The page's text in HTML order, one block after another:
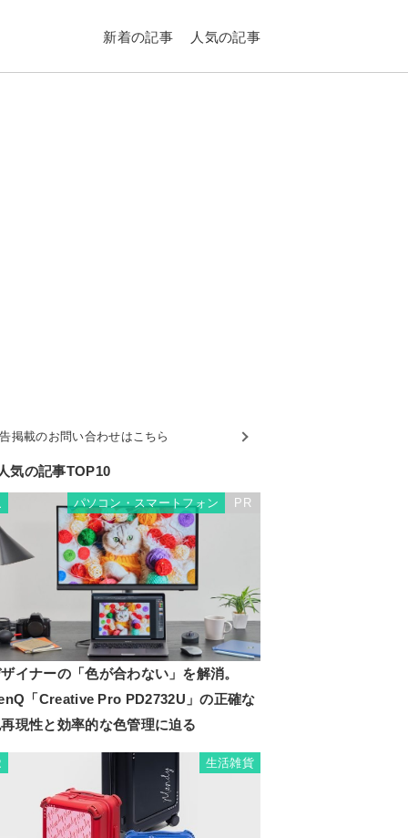
新着の記事 人気の記事
掲載のお問い合わせはこちら
気の記事TOP10
パソコン・スマートフォン PR
イナーの「色が合わない」を解消。
「Creative Pro PD2732U」の正確な
現性と効率的な色管理に迫る
生活雑貨